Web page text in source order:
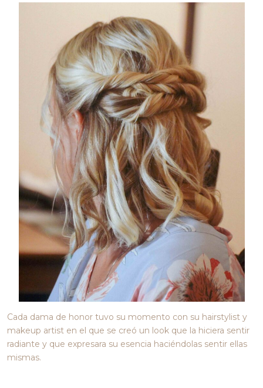
Cada dama de honor tuvo su momento con su hairstylist y
makeup artist en el que se creó un look que la hiciera sentir
radiante y que expresara su esencia haciéndolas sentir ellas
mismas.